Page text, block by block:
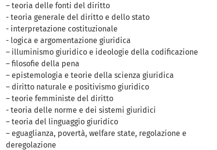
– teoria delle fonti del diritto
- teoria generale del diritto e dello stato
- interpretazione costituzionale
- logica e argomentazione giuridica
– illuminismo giuridico e ideologie della codificazione
– filosofie della pena
– epistemologia e teorie della scienza giuridica
– diritto naturale e positivismo giuridico
– teorie femministe del diritto
- teoria delle norme e dei sistemi giuridici
– teoria del linguaggio giuridico
– eguaglianza, povertà, welfare state, regolazione e
deregolazione